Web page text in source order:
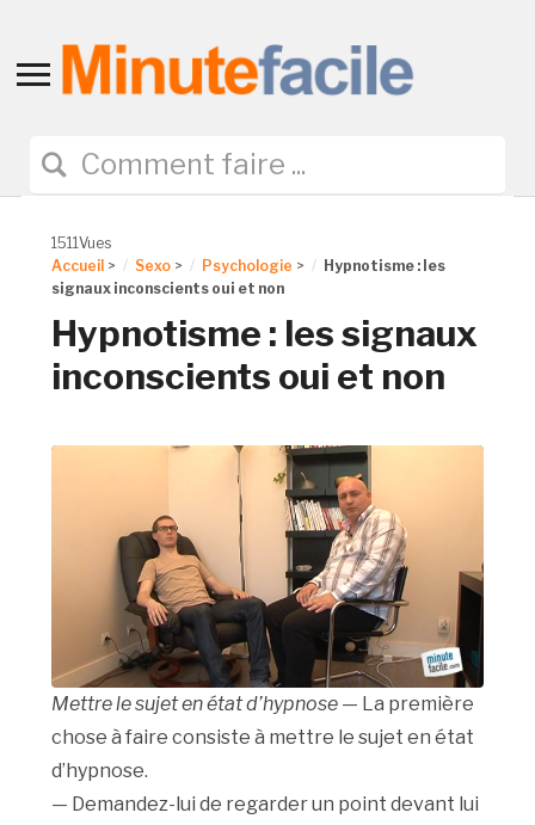
Toggle
navigation
1511Vues
Accueil > Sexo > Psychologie >
Hypnotisme : les
signaux inconscients oui et non
Hypnotisme : les signaux
inconscients oui et non
Mettre le sujet en état d’hypnose — La première
chose à faire consiste à mettre le sujet en état
d’hypnose.
— Demandez-lui de regarder un point devant lui